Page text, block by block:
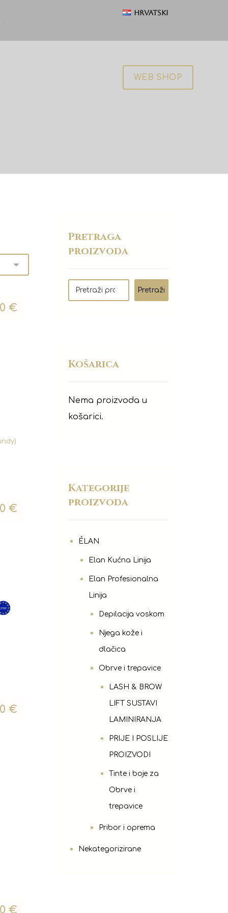
Hrvatski
WEB SHOP
€
€
€
€
Pretraga
proizvoda
Pretraži
Košarica
Nema proizvoda u
košarici.
Kategorije
proizvoda
ÉLAN
Elan Kućna Linija
Elan Profesionalna
Linija
Depilacija voskom
Njega kože i
dlačica
Obrve i trepavice
LASH & BROW
LIFT SUSTAVI
LAMINIRANJA
PRIJE I POSLIJE
PROIZVODI
Tinte i boje za
Obrve i
trepavice
Pribor i oprema
Nekategorizirane